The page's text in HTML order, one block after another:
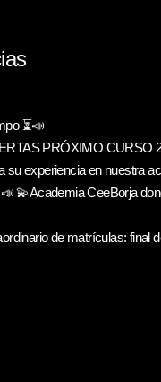
⏳📣
PRÓXIMO CURSO
su experiencia en nuestra
💫Academia CeeBorja
de matrículas: final